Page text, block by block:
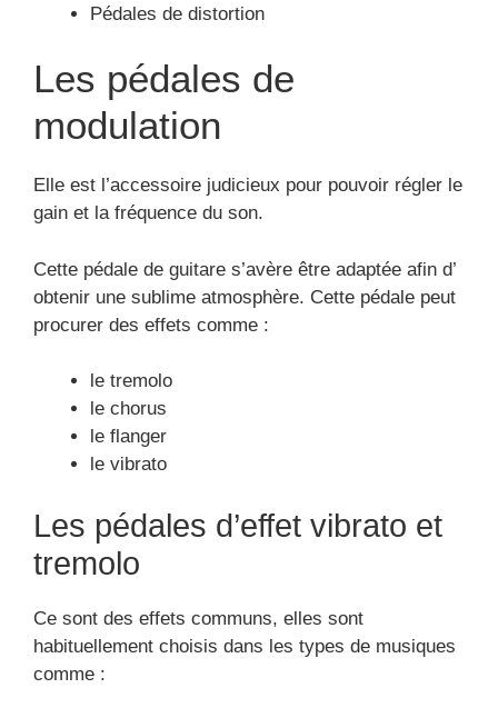
Pédales de distortion
Les pédales de
modulation
Elle est l’accessoire judicieux pour pouvoir régler le
gain et la fréquence du son.
Cette pédale de guitare s’avère être adaptée afin d’
obtenir une sublime atmosphère. Cette pédale peut
procurer des effets comme :
le tremolo
le chorus
le flanger
le vibrato
Les pédales d’effet vibrato et
tremolo
Ce sont des effets communs, elles sont
habituellement choisis dans les types de musiques
comme :